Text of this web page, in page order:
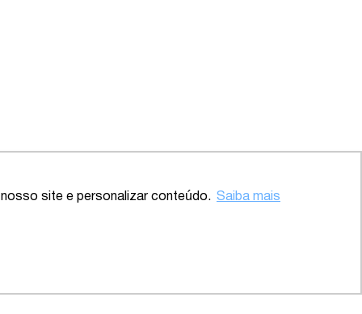
site e personalizar conteúdo. Saiba mais